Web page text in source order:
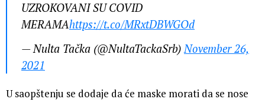
UZROKOVANI SU COVID
MERAMAhttps://t.co/MRxtDBWGOd
— Nulta Tačka (@NultaTackaSrb)November 26,
2021
U saopštenju se dodaje da će maske morati da se nose